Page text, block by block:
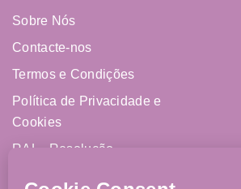
Sobre Nós
Contacte-nos
Termos e Condições
Política de Privacidade e
Cookies
RAL - Resolução